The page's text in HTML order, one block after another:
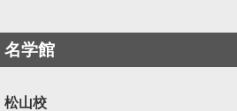
名学館
松山校